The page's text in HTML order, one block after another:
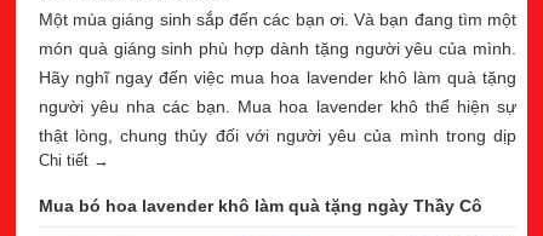
Một mùa giáng sinh sắp đến các bạn ơi. Và bạn đang tìm một
món quà giáng sinh phù hợp dành tặng người yêu của mình.
Hãy nghĩ ngay đến việc mua hoa lavender khô làm quà tặng
người yêu nha các bạn. Mua hoa lavender khô thể hiện sự
thật lòng, chung thủy đối với người yêu của mình trong dịp
giáng sinh năm nay .
Chi tiết →
Mua bó hoa lavender khô làm quà tặng ngày Thầy Cô